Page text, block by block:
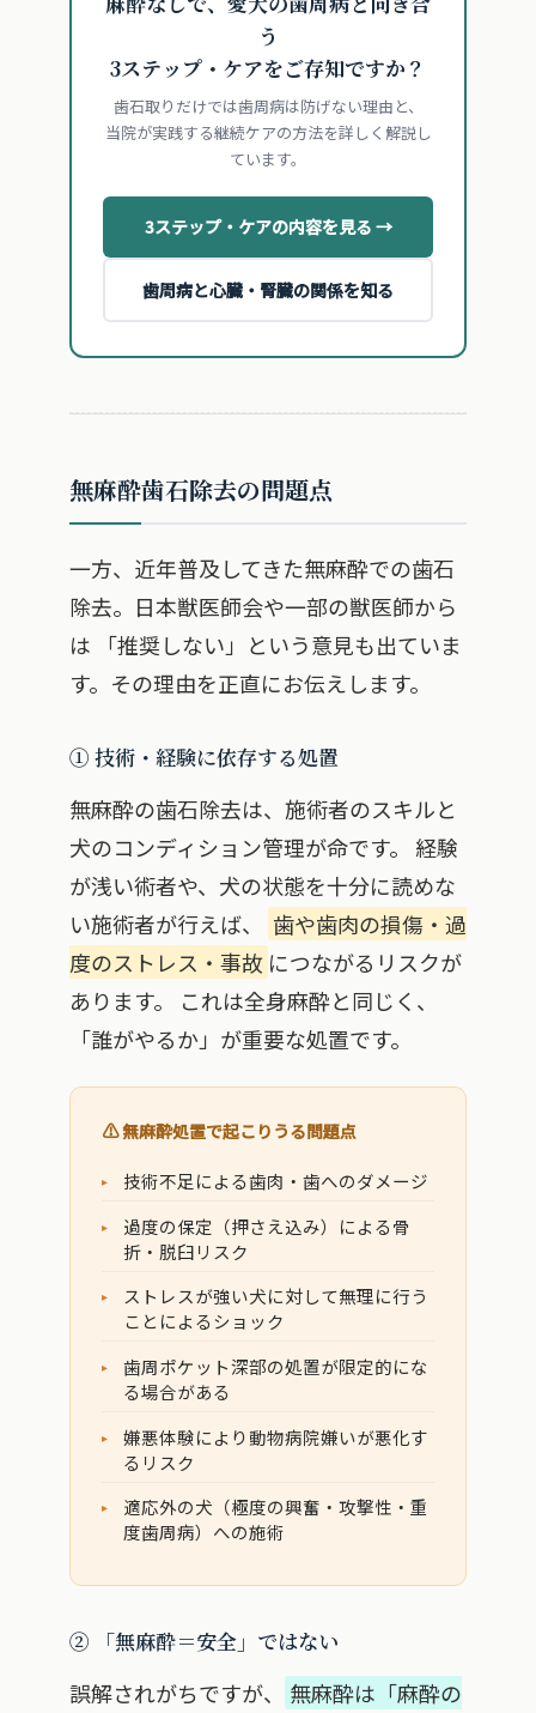
う
3ステップ・ケアをご存知ですか？
歯石取りだけでは歯周病は防げない理由と、
当院が実践する継続ケアの方法を詳しく解説し
ています。
3ステップ・ケアの内容を見る →
歯周病と心臓・腎臓の関係を知る
無麻酔歯石除去の問題点
一方、近年普及してきた無麻酔での歯石
除去。日本獣医師会や一部の獣医師から
は 「推奨しない」という意見も出ていま
す。その理由を正直にお伝えします。
① 技術・経験に依存する処置
無麻酔の歯石除去は、施術者のスキルと
犬のコンディション管理が命です。 経験
が浅い術者や、犬の状態を十分に読めな
い施術者が行えば、
歯や歯肉の損傷・過
度のストレス・事故 につながるリスクが
あります。 これは全身麻酔と同じく、
「誰がやるか」が重要な処置です。
⚠️ 無麻酔処置で起こりうる問題点
技術不足による歯肉・歯へのダメージ
過度の保定（押さえ込み）による骨
折・脱臼リスク
ストレスが強い犬に対して無理に行う
ことによるショック
歯周ポケット深部の処置が限定的にな
る場合がある
嫌悪体験により動物病院嫌いが悪化す
るリスク
適応外の犬（極度の興奮・攻撃性・重
度歯周病）への施術
② 「無麻酔＝安全」ではない
誤解されがちですが、
無麻酔は「麻酔の